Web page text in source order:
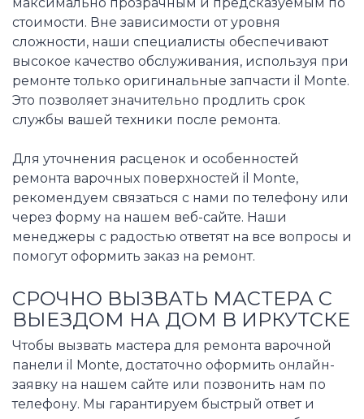
стоимости. Вне зависимости от уровня
сложности, наши специалисты обеспечивают
высокое качество обслуживания, используя при
ремонте только оригинальные запчасти il Monte.
Это позволяет значительно продлить срок
службы вашей техники после ремонта.
Для уточнения расценок и особенностей
ремонта варочных поверхностей il Monte,
рекомендуем связаться с нами по телефону или
через форму на нашем веб-сайте. Наши
менеджеры с радостью ответят на все вопросы и
помогут оформить заказ на ремонт.
СРОЧНО ВЫЗВАТЬ МАСТЕРА С
ВЫЕЗДОМ НА ДОМ В ИРКУТСКЕ
Чтобы вызвать мастера для ремонта варочной
панели il Monte, достаточно оформить онлайн-
заявку на нашем сайте или позвонить нам по
телефону. Мы гарантируем быстрый ответ и